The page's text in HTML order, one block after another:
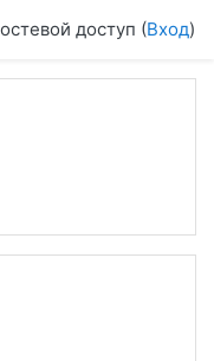
доступ (Вход)